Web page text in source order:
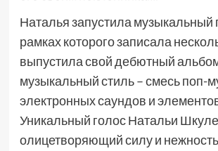
Наталья запустила музыкальный
рамках которого записала
выпустила свой дебютный
музыкальный стиль – смесь поп-
электронных саундов и
Уникальный голос Натальи
олицетворяющий силу и